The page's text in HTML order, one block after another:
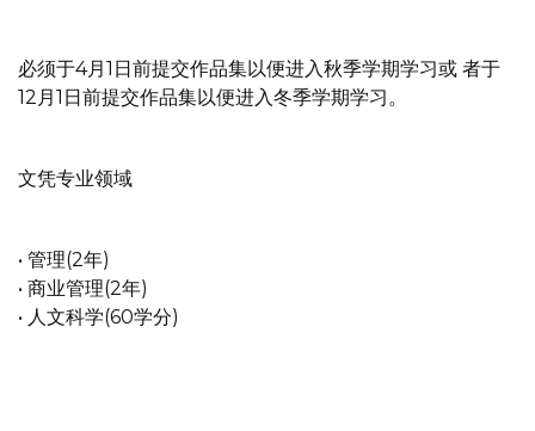
必须于4月1日前提交作品集以便进入秋季学期学习或 者于
12月1日前提交作品集以便进入冬季学期学习。
文凭专业领域
• 管理(2年)
• 商业管理(2年)
• 人文科学(60学分)